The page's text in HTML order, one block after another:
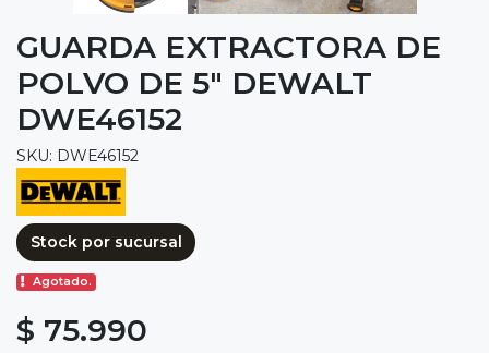
GUARDA EXTRACTORA DE
POLVO DE 5" DEWALT
DWE46152
SKU: DWE46152
Stock por sucursal
Agotado.
$ 75.990